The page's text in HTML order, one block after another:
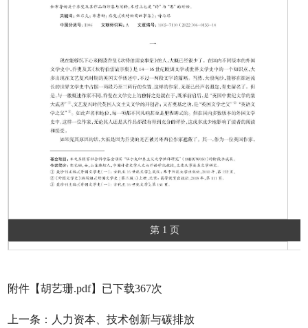
第 1 页
附件【胡艺珊.pdf】已下载367次
上一条： 人力资本、技术创新与碳排放